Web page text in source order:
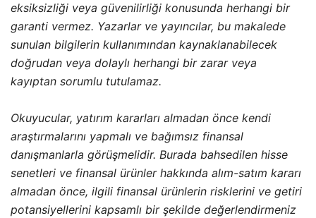
eksiksizliği veya güvenilirliği konusunda herhangi bir
garanti vermez. Yazarlar ve yayıncılar, bu makalede
sunulan bilgilerin kullanımından kaynaklanabilecek
doğrudan veya dolaylı herhangi bir zarar veya
kayıptan sorumlu tutulamaz.
Okuyucular, yatırım kararları almadan önce kendi
araştırmalarını yapmalı ve bağımsız finansal
danışmanlarla görüşmelidir. Burada bahsedilen hisse
senetleri ve finansal ürünler hakkında alım-satım kararı
almadan önce, ilgili finansal ürünlerin risklerini ve getiri
potansiyellerini kapsamlı bir şekilde değerlendirmeniz